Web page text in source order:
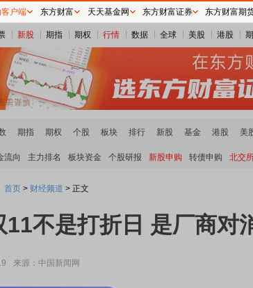
新股 期指 期权 行情 数据 全球 美股 港股
期指 期权 个股 板块 排行 新股 基金 港股 美
流向 主力排名 板块资金 个股研报 新股申购 转债申购 北交
首页 > 财经频道 > 正文
11不是打折日 是厂商对
来源：中国新闻网
户端 东方财富 天天基金网 东方财富证券 东方财富期